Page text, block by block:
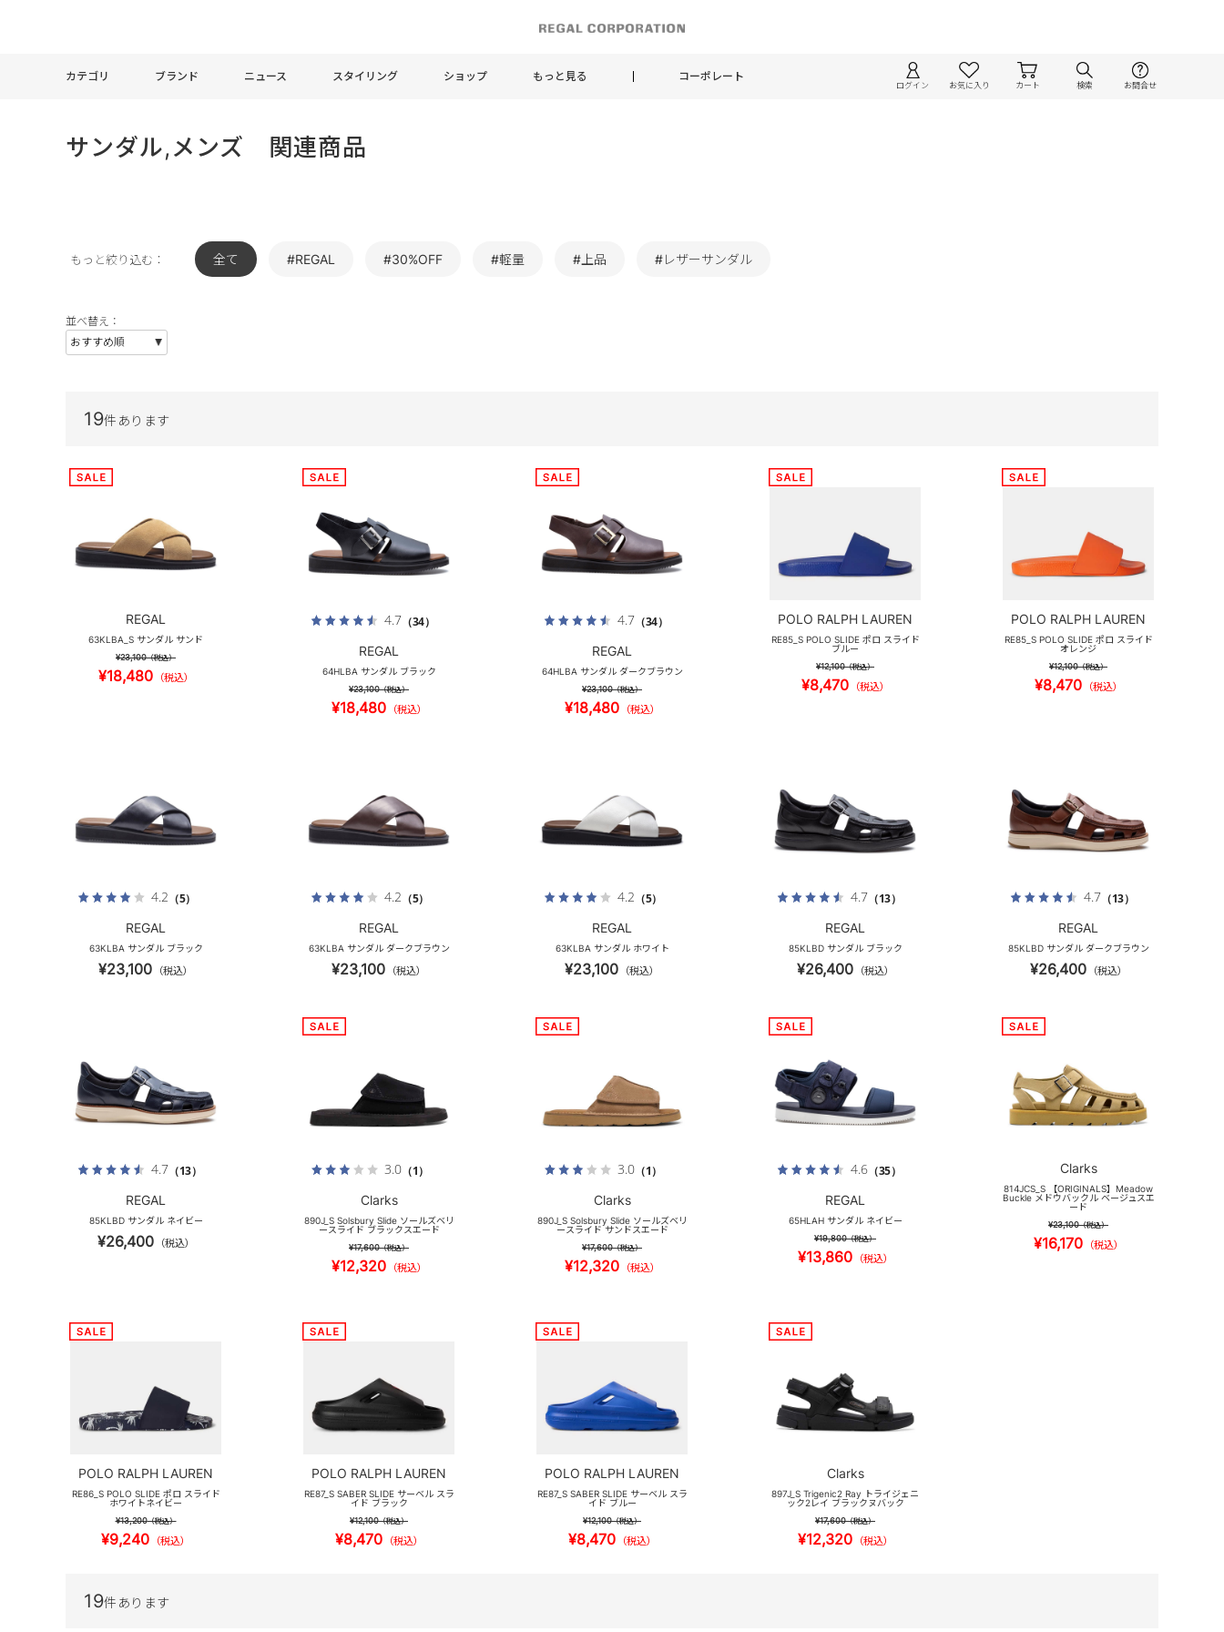
カテゴリ ブランド ニュース スタイリング ショップ もっと見る コーポレート
ログイン お気に入り カート 検索 お問合せ
サンダル,メンズ 関連商品
もっと絞り込む： 全て #REGAL #30%OFF #軽量 #上品 #レザーサンダル
並べ替え：
19件あります
REGAL
63KLBA_S サンダル サンド
¥23,100（税込）
¥18,480 （税込）
4.7（34）
REGAL
64HLBA サンダル ブラック
¥23,100（税込）
¥18,480 （税込）
4.7（34）
REGAL
64HLBA サンダル ダークブラウン
¥23,100（税込）
¥18,480 （税込）
POLO RALPH LAUREN
RE85_S POLO SLIDE ポロ スライド
ブルー
¥12,100（税込）
¥8,470 （税込）
POLO RALPH LAUREN
RE85_S POLO SLIDE ポロ スライド
オレンジ
¥12,100（税込）
¥8,470 （税込）
4.2 （5）
REGAL
63KLBA サンダル ブラック
¥23,100 （税込）
4.2 （5）
REGAL
63KLBA サンダル ダークブラウン
¥23,100 （税込）
4.2 （5）
REGAL
63KLBA サンダル ホワイト
¥23,100 （税込）
4.7（13）
REGAL
85KLBD サンダル ブラック
¥26,400 （税込）
4.7（13）
REGAL
85KLBD サンダル ダークブラウン
¥26,400 （税込）
4.7（13）
REGAL
85KLBD サンダル ネイビー
¥26,400 （税込）
3.0（1）
Clarks
890J_S Solsbury Slide ソールズベリ
ースライド ブラックスエード
¥17,600（税込）
¥12,320 （税込）
3.0（1）
Clarks
890J_S Solsbury Slide ソールズベリ
ースライド サンドスエード
¥17,600（税込）
¥12,320 （税込）
4.6（35）
REGAL
65HLAH サンダル ネイビー
¥19,800（税込）
¥13,860 （税込）
Clarks
814JCS_S 【ORIGINALS】Meadow
Buckle メドウバックル ベージュスエ
ード
¥23,100（税込）
¥16,170 （税込）
POLO RALPH LAUREN
RE86_S POLO SLIDE ポロ スライド
ホワイトネイビー
¥13,200（税込）
¥9,240 （税込）
POLO RALPH LAUREN
RE87_S SABER SLIDE サーベル スラ
イド ブラック
¥12,100（税込）
¥8,470 （税込）
POLO RALPH LAUREN
RE87_S SABER SLIDE サーベル スラ
イド ブルー
¥12,100（税込）
¥8,470 （税込）
Clarks
897J_S Trigenic2 Ray トライジェニ
ック2レイ ブラックヌバック
¥17,600（税込）
¥12,320 （税込）
19件あります